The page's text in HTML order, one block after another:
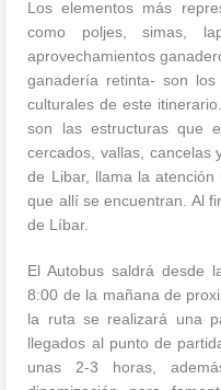
Los elementos más
como poljes, simas,
aprovechamientos
ganadería retinta- son
culturales de este
son las estructuras que
cercados, vallas, cancelas
de Libar, llama la
que allí se encuentran. Al
de Líbar.
El Autobus saldrá desde
8:00 de la mañana de
la ruta se realizará una
llegados al punto de
unas 2-3 horas,